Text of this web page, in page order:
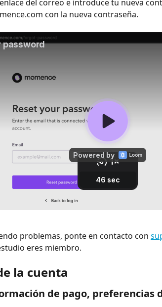
del correo e introduce tu nueva
con la nueva contraseña.
problemas, ponte en contacto con
eres miembro.
la cuenta
de pago, preferencias